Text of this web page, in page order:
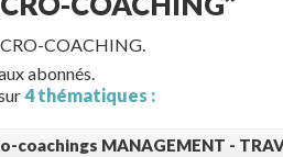
COACHING.
abonnés.
4 thématiques :
coachings MANAGEMENT -